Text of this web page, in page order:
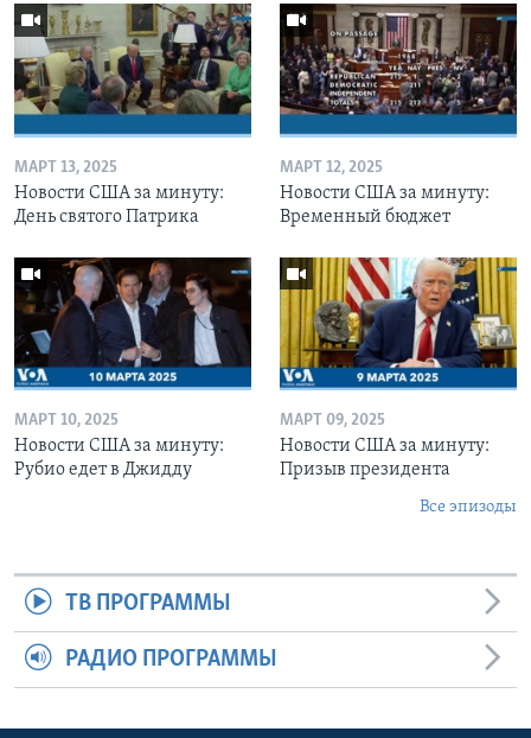
МАРТ 13, 2025
Новости США за минуту:
День святого Патрика
МАРТ 12, 2025
Новости США за минуту:
Временный бюджет
МАРТ 10, 2025
Новости США за минуту:
Рубио едет в Джидду
МАРТ 09, 2025
Новости США за минуту:
Призыв президента
Все эпизоды
ТВ ПРОГРАММЫ
РАДИО ПРОГРАММЫ